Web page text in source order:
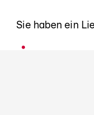
Sie haben ein